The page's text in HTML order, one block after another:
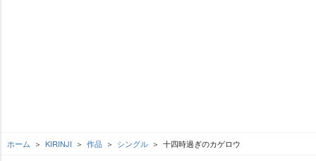
ホーム KIRINJI 作品 シングル 十四時過ぎのカゲロウ